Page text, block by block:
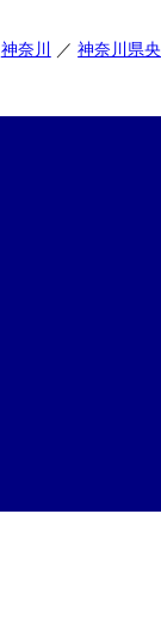
神奈川 神奈川県央